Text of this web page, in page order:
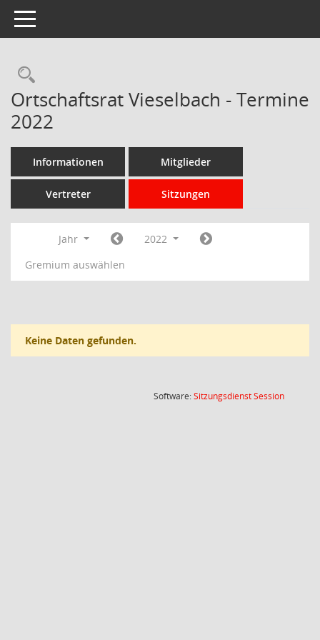
Toggle navigation
Rechercheauswahl
Ortschaftsrat Vieselbach - Termine
2022
Informationen Mitglieder
Vertreter Sitzungen
Jahr
2022
Gremium auswählen
Keine Daten gefunden.
Software:SitzungsdienstSession(Wird in